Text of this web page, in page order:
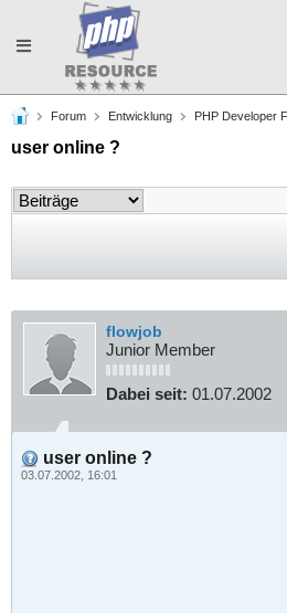
Toggle
navigation
Forum Entwicklung PHP Developer
user online ?
flowjob
Junior Member
Dabei seit: 01.07.2002
user online ?
03.07.2002, 16:01